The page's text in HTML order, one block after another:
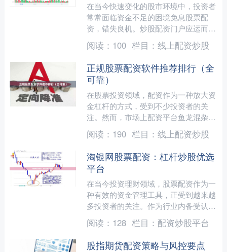
在当今快速变化的股市环境中，投资者
常常面临资金不足的困境免息股票配
资，错失良机。炒股配资门户应运而
生，成为越来越多投资者获取额外资
金、扩大投资规模的重要渠道。专....
阅读： 100 栏目： 线上配资炒股
正规股票配资软件推荐排行（全
可靠）
在股票投资领域，配资作为一种放大资
金杠杆的方式，受到不少投资者的关
注。然而，市场上配资平台鱼龙混杂，
如何选择正规、可靠的配资软件成为关
键。本文将基于行业口碑、监....
阅读： 190 栏目： 线上配资炒股
淘银网股票配资：杠杆炒股优选
平台
在当今投资理财领域，股票配资作为一
种有效的资金管理工具，正受到越来越
多投资者的关注。作为行业内备受认可
的配资平台，淘银网股票配资凭借其专
业服务和稳健运营，成为杠....
阅读： 128 栏目： 配资炒股平台
股指期货配资策略与风控要点